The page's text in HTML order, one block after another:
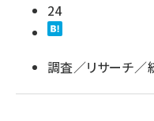
24
調査／リサーチ／